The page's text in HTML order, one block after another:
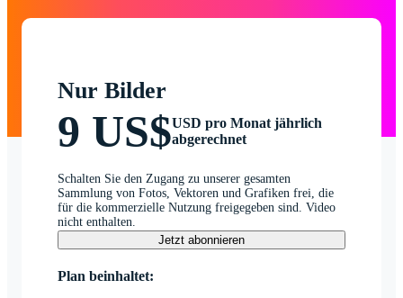
Nur Bilder
9 US$USD pro Monat jährlich
abgerechnet
Schalten Sie den Zugang zu unserer gesamten
Sammlung von Fotos, Vektoren und Grafiken frei, die
für die kommerzielle Nutzung freigegeben sind. Video
nicht enthalten.
Jetzt abonnieren
Plan beinhaltet: